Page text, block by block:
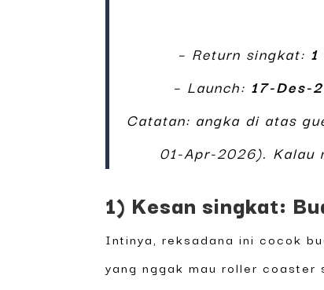
– Return singkat:
– Launch: 17-Des-
Catatan: angka di atas
01-Apr-2026). Kalau
1) Kesan singkat:
Intinya, reksadana ini cocok
yang nggak mau roller coaster